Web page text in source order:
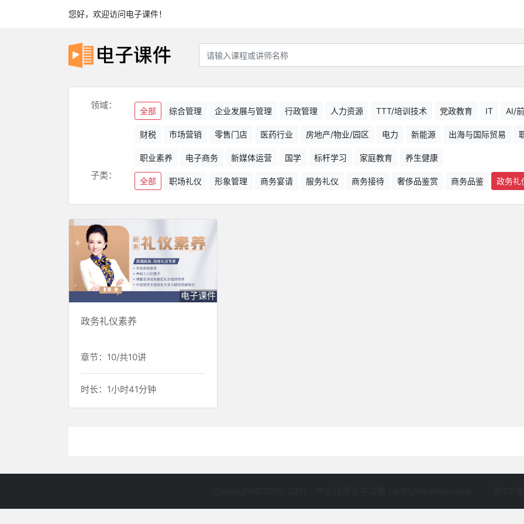
您好，欢迎访问电子课件！
领域：
全部 综合管理 企业发展与管理 行政管理 人力资源 TTT/培训技术 党政教育 IT AI/
财税 市场营销 零售门店 医药行业 房地产/物业/园区 电力 新能源 出海与国际贸易
职业素养 电子商务 新媒体运营 国学 标杆学习 家庭教育 养生健康
子类：
全部 职场礼仪 形象管理 商务宴请 服务礼仪 商务接待 奢侈品鉴赏 商务品鉴 政务礼
电子课件
政务礼仪素养
章节：10/共10讲
时长：1小时41分钟